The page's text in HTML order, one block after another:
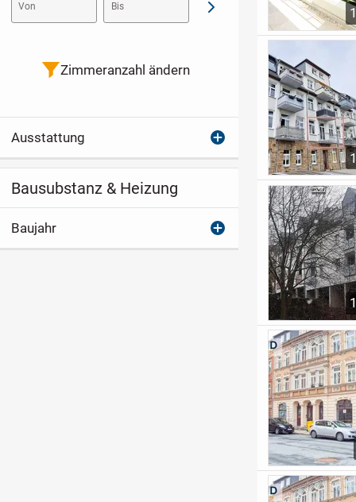
Von Bis Abschicken
Zimmeranzahl ändern
Ausstattung
Bausubstanz & Heizung
Baujahr